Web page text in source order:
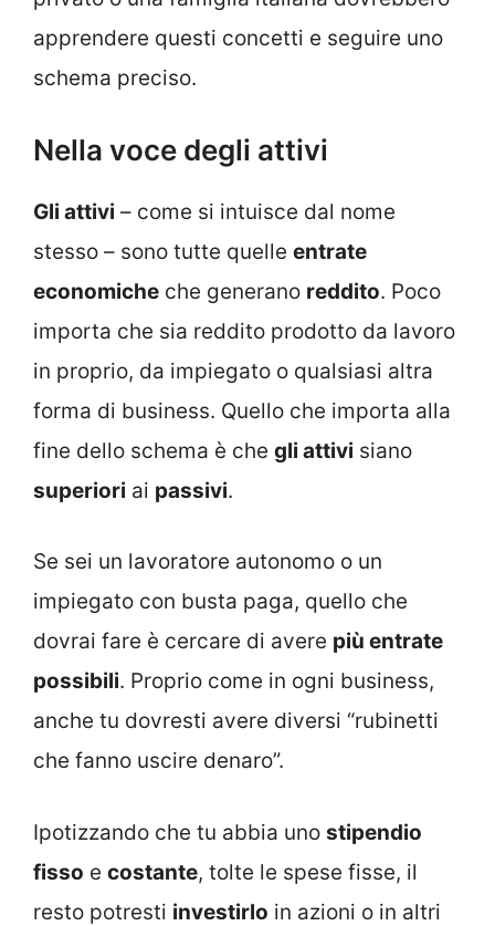
apprendere questi concetti e seguire uno
schema preciso.
Nella voce degli attivi
Gli attivi – come si intuisce dal nome
stesso – sono tutte quelle entrate
economiche che generano reddito. Poco
importa che sia reddito prodotto da lavoro
in proprio, da impiegato o qualsiasi altra
forma di business. Quello che importa alla
fine dello schema è che gli attivi siano
superiori ai passivi.
Se sei un lavoratore autonomo o un
impiegato con busta paga, quello che
dovrai fare è cercare di avere più entrate
possibili. Proprio come in ogni business,
anche tu dovresti avere diversi “rubinetti
che fanno uscire denaro”.
Ipotizzando che tu abbia uno stipendio
fisso e costante, tolte le spese fisse, il
resto potresti investirlo in azioni o in altri